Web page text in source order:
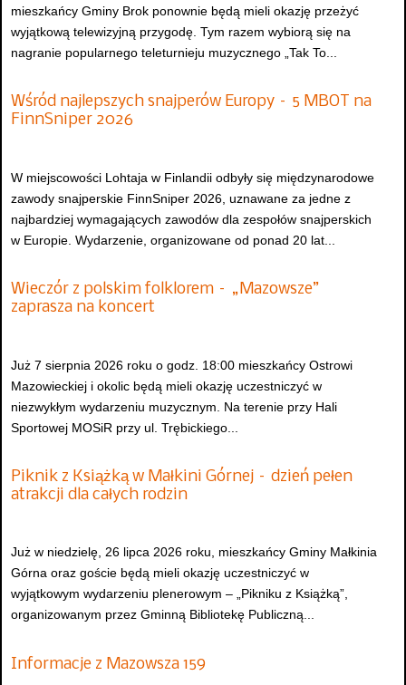
mieszkańcy Gminy Brok ponownie będą mieli okazję przeżyć
wyjątkową telewizyjną przygodę. Tym razem wybiorą się na
nagranie popularnego teleturnieju muzycznego „Tak To...
Wśród najlepszych snajperów Europy – 5 MBOT na
FinnSniper 2026
W miejscowości Lohtaja w Finlandii odbyły się międzynarodowe
zawody snajperskie FinnSniper 2026, uznawane za jedne z
najbardziej wymagających zawodów dla zespołów snajperskich
w Europie. Wydarzenie, organizowane od ponad 20 lat...
Wieczór z polskim folklorem – „Mazowsze”
zaprasza na koncert
Już 7 sierpnia 2026 roku o godz. 18:00 mieszkańcy Ostrowi
Mazowieckiej i okolic będą mieli okazję uczestniczyć w
niezwykłym wydarzeniu muzycznym. Na terenie przy Hali
Sportowej MOSiR przy ul. Trębickiego...
Piknik z Książką w Małkini Górnej – dzień pełen
atrakcji dla całych rodzin
Już w niedzielę, 26 lipca 2026 roku, mieszkańcy Gminy Małkinia
Górna oraz goście będą mieli okazję uczestniczyć w
wyjątkowym wydarzeniu plenerowym – „Pikniku z Książką”,
organizowanym przez Gminną Bibliotekę Publiczną...
Informacje z Mazowsza 159